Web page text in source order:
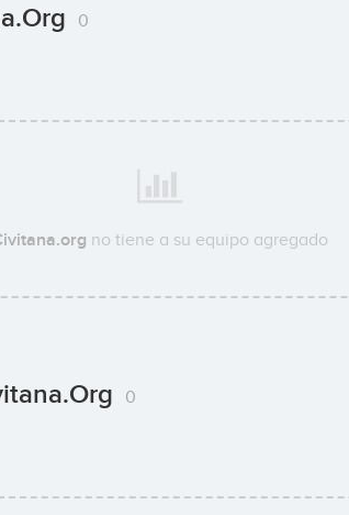
0
no tiene a su equipo agregado
0